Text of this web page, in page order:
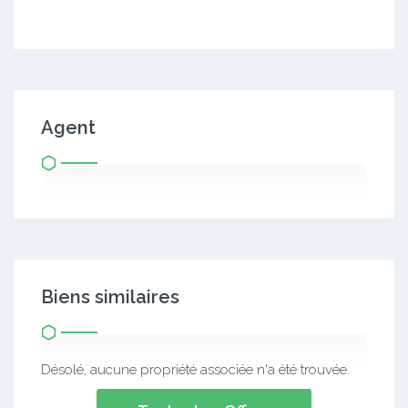
Agent
Biens similaires
Désolé, aucune propriété associée n'a été trouvée.